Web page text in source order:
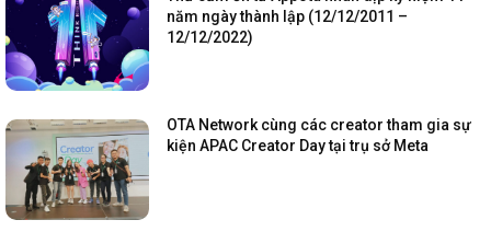
năm ngày thành lập (12/12/2011 –
12/12/2022)
OTA Network cùng các creator tham gia sự
kiện APAC Creator Day tại trụ sở Meta